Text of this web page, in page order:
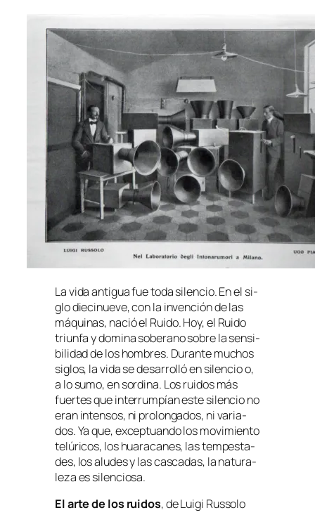
La vi­da an­ti­gua fue to­da si­len­cio. En el si­
glo die­ci­nue­ve, con la in­ven­ción de las
má­qui­nas, na­ció el Ruido. Hoy, el Ruido
triun­fa y do­mi­na so­be­rano so­bre la sen­si­
bi­li­dad de los hom­bres. Durante mu­chos
si­glos, la vi­da se de­sa­rro­lló en si­len­cio o,
a lo su­mo, en sor­di­na. Los rui­dos más
fuer­tes que in­te­rrum­pían es­te si­len­cio no
eran in­ten­sos, ni pro­lon­ga­dos, ni va­ria­
dos. Ya que, ex­cep­tuan­do los mo­vi­mien­to
te­lú­ri­cos, los hua­ra­ca­nes, las tem­pes­ta­
des, los alu­des y las cas­ca­das, la na­tu­ra­
le­za es silenciosa.
El ar­te de los rui­dos, de Luigi Russolo